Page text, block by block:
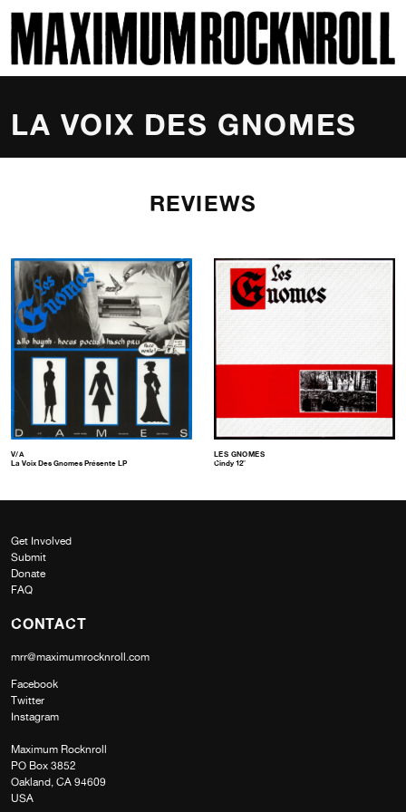
MAXIMUM ROCKNROLL
LA VOIX DES GNOMES
REVIEWS
V/A
La Voix Des Gnomes Présente LP
LES GNOMES
Cindy 12″
Get Involved
Submit
Donate
FAQ
CONTACT
mrr@maximumrocknroll.com
Facebook
Twitter
Instagram
Maximum Rocknroll
PO Box 3852
Oakland, CA 94609
USA